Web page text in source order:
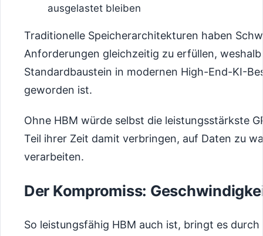
ausgelastet bleiben
Traditionelle Speicherarchitekturen haben
Anforderungen gleichzeitig zu erfüllen,
Standardbaustein in modernen High-End-KI-
geworden ist.
Ohne HBM würde selbst die leistungsstärkste
Teil ihrer Zeit damit verbringen, auf Daten zu
verarbeiten.
Der Kompromiss:
So leistungsfähig HBM auch ist, bringt es